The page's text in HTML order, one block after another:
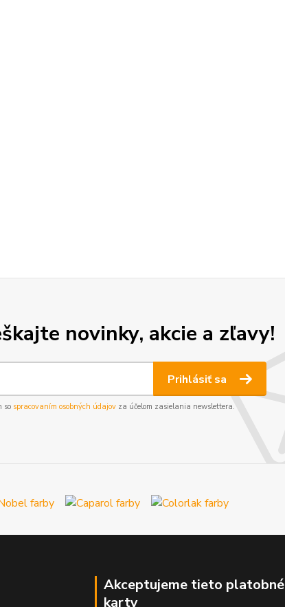
novinky, akcie a zľavy!
Prihlásiť sa
so spracovaním osobných údajov za účelom zasielania newslettera.
Akceptujeme tieto platobné
karty